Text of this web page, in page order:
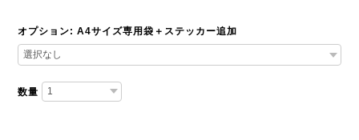
オプション: A4サイズ専用袋＋ステッカー追加
数量